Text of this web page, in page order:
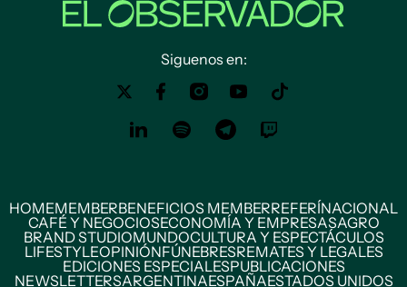
Siguenos en:
HOMEMEMBERBENEFICIOS MEMBERREFERÍNACIONAL
CAFÉ Y NEGOCIOSECONOMÍA Y EMPRESASAGRO
BRAND STUDIOMUNDOCULTURA Y ESPECTÁCULOS
LIFESTYLEOPINIÓNFÚNEBRESREMATES Y LEGALES
EDICIONES ESPECIALESPUBLICACIONES
NEWSLETTERSARGENTINAESPAÑAESTADOS UNIDOS